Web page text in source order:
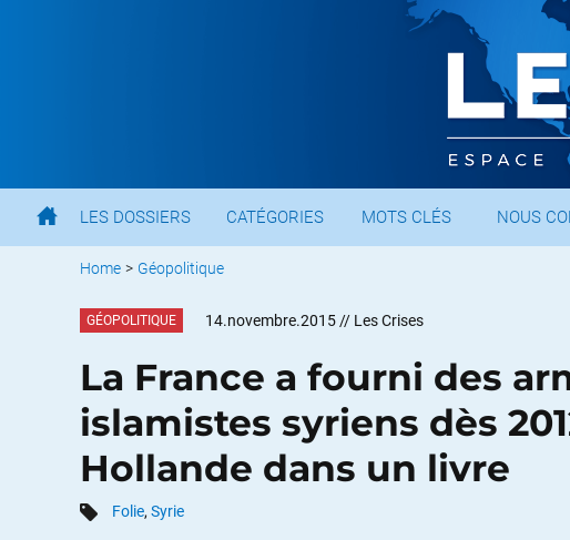
LES DOSSIERS CATÉGORIES MOTS CLÉS NOUS
Home > Géopolitique
GÉOPOLITIQUE 14.novembre.2015 // Les Crises
La France a fourni des
islamistes syriens dès
Hollande dans un livre
Folie, Syrie